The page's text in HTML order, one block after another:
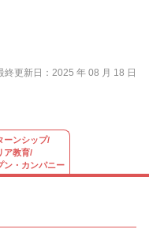
終更新日：2025 年 08 月 18 日
ーンシップ/
ア教育/
ン・カンパニー